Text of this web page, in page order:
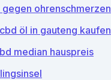
gegen ohrenschmerzen
öl in gauteng kaufen
median hauspreis